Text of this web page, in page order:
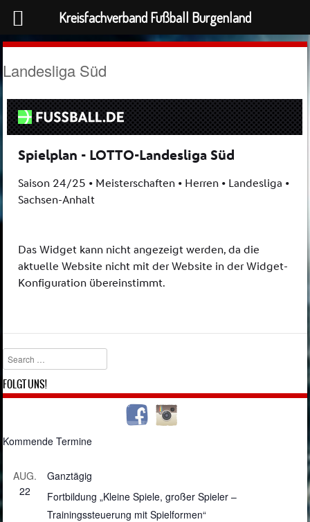
Landesliga Süd
Search
FOLGT UNS!
Kommende Termine
AUG.
22
Ganztägig
Fortbildung „Kleine Spiele, großer Spieler –
Trainingssteuerung mit Spielformen“
Kreisfachverband Fußball Burgenland